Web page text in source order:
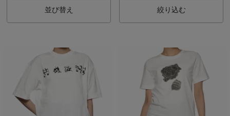
並び替え 絞り込む